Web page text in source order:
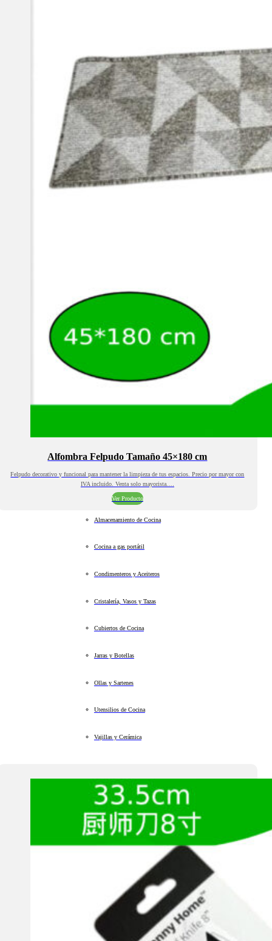
Alfombra Felpudo Tamaño 45×180 cm
Felpudo decorativo y funcional para mantener la limpieza de tus espacios. Precio por mayor con
IVA incluido. Venta solo mayorista.…
Ver Producto
Almacenamiento de Cocina
Cocina a gas portátil
Condimenteros y Aceiteros
Cristalería, Vasos y Tazas
Cubiertos de Cocina
Jarras y Botellas
Ollas y Sartenes
Utensilios de Cocina
Vajillas y Cerámica